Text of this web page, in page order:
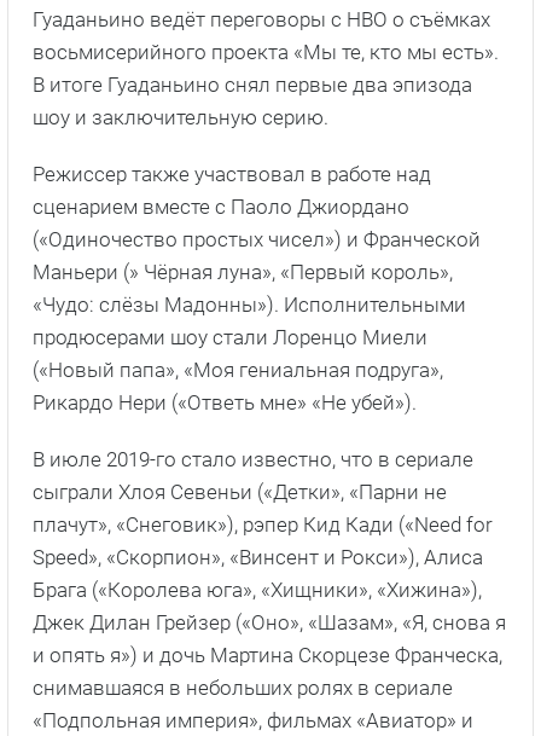
Гуаданьино ведёт переговоры с HBO о съёмках
восьмисерийного проекта «Мы те, кто мы есть».
В итоге Гуаданьино снял первые два эпизода
шоу и заключительную серию.
Режиссер также участвовал в работе над
сценарием вместе с Паоло Джиордано
(«Одиночество простых чисел») и Франческой
Маньери (» Чёрная луна», «Первый король»,
«Чудо: слёзы Мадонны»). Исполнительными
продюсерами шоу стали Лоренцо Миели
(«Новый папа», «Моя гениальная подруга»,
Рикардо Нери («Ответь мне» «Не убей»).
В июле 2019-го стало известно, что в сериале
сыграли Хлоя Севеньи («Детки», «Парни не
плачут», «Снеговик»), рэпер Кид Кади («Need for
Speed», «Скорпион», «Винсент и Рокси»), Алиса
Брага («Королева юга», «Хищники», «Хижина»),
Джек Дилан Грейзер («Оно», «Шазам», «Я, снова я
и опять я») и дочь Мартина Скорцезе Франческа,
снимавшаяся в небольших ролях в сериале
«Подпольная империя», фильмах «Авиатор» и